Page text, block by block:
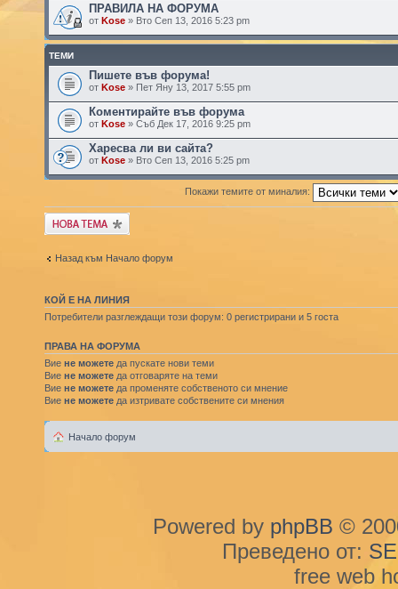
ПРАВИЛА НА ФОРУМА
от Kose» Вто Сеп 13, 2016 5:23 pm
ТЕМИ
Пишете във форума!
от Kose» Пет Яну 13, 2017 5:55 pm
Коментирайте във форума
от Kose» Съб Дек 17, 2016 9:25 pm
Харесва ли ви сайта?
от Kose» Вто Сеп 13, 2016 5:25 pm
Покажи темите от миналия:
Публикувай нова
тема
Назад към Начало форум
КОЙ Е НА ЛИНИЯ
Потребители разглеждащи този форум: 0 регистрирани и 5 госта
ПРАВА НА ФОРУМА
Вие не можетеда пускате нови теми
Вие не можетеда отговаряте на теми
Вие не можетеда променяте собственото си мнение
Вие не можетеда изтривате собствените си мнения
Начало форум
Powered by phpBB ©
Преведено от:
free web